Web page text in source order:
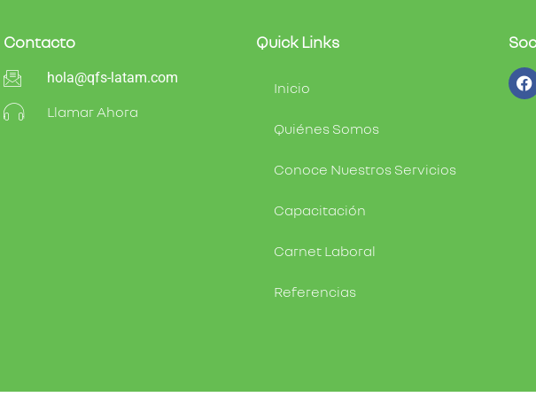
Contacto
hola@qfs-latam.com
Llamar Ahora
Quick Links
Inicio
Quiénes Somos
Conoce Nuestros Servicios
Capacitación
Carnet Laboral
Referencias